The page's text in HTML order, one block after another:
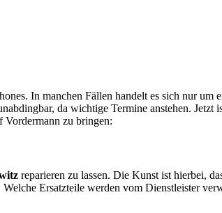
In manchen Fällen handelt es sich nur um
da wichtige Termine anstehen. Jetzt
Vordermann zu bringen:
reparieren zu lassen. Die Kunst ist hierbei,
Ersatzteile werden vom Dienstleister